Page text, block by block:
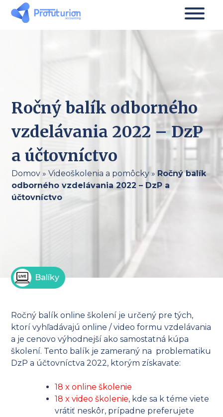
Ročný balík odborného
vzdelávania 2022 – DzP
a účtovníctvo
Domov» Videoškolenia a pomôcky» Ročný balík
odborného vzdelávania 2022 – DzP a
účtovníctvo
Balíky
Ročný balík online školení je určený pre tých,
ktorí vyhľadávajú online / video formu vzdelávania
a je cenovo výhodnejší ako samostatná kúpa
školení. Tento balík je zameraný na problematiku
DzP a účtovníctva 2022, ktorým získavate:
18 x online školenie
18 x video školenie, kde sa k téme viete
vrátiť neskôr, prípadne preferujete